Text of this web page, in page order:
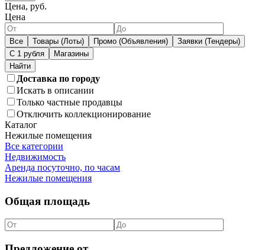
Цена, руб.
Цена
Все Товары (Лоты) Промо (Объявления)
Заявки (Тендеры)
С 1 рубля
Магазины
Доставка по городу
Искать в описании
Только частные продавцы
Отключить коллекционирование
Каталог
Нежилые помещения
Все категории
Недвижимость
Аренда посуточно, по часам
Нежилые помещения
Общая площадь